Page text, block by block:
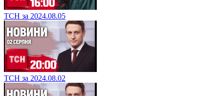
ТСН за 2024.08.05
ТСН за 2024.08.02